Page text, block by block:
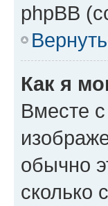
phpBB
Как я
Вместе
обычно
сколько